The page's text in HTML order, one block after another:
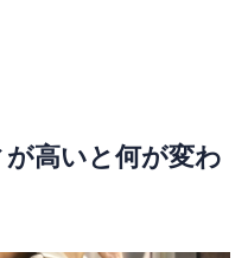
高いと何が変わ